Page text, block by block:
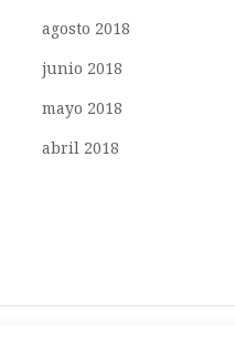
agosto 2018
junio 2018
mayo 2018
abril 2018